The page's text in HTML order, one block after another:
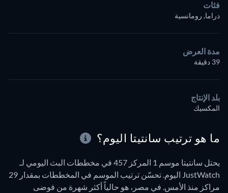
فئات
دراما, رومانسية
مدة العرض
39 دقيقة
بلد الإنتاج
المكسيك
ما هو ترتيب سانتيتا اليوم؟
يحتل سانتيتا موسم 1 المركز 457 في مخططات البث اليومي لـ
JustWatch اليوم. تحسّن ترتيب الموسم في المخططات بمقدار 29
مراكز منذ الأمس. في مصر، هو حالياً أكثر شهرة من فوضى